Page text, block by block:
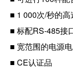
■ 1 000次/秒的
■ 标配RS-485接
■ 宽范围的电源
■ CE认证品